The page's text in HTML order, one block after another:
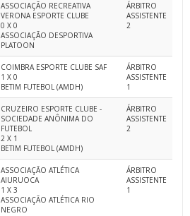
ASSOCIAÇÃO RECREATIVA
VERONA ESPORTE CLUBE
0 X 0
ASSOCIAÇÃO DESPORTIVA
PLATOON
ÁRBITRO
ASSISTENTE
2
COIMBRA ESPORTE CLUBE SAF
1 X 0
BETIM FUTEBOL (AMDH)
ÁRBITRO
ASSISTENTE
1
CRUZEIRO ESPORTE CLUBE -
SOCIEDADE ANÔNIMA DO
FUTEBOL
2 X 1
BETIM FUTEBOL (AMDH)
ÁRBITRO
ASSISTENTE
2
ASSOCIAÇÃO ATLÉTICA
AIURUOCA
1 X 3
ASSOCIAÇÃO ATLÉTICA RIO
NEGRO
ÁRBITRO
ASSISTENTE
1